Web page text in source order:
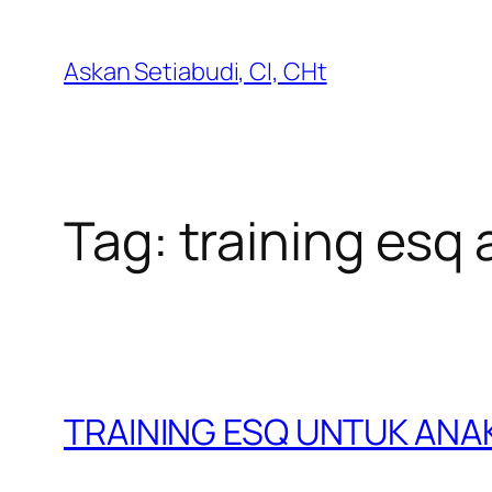
konten
Askan Setiabudi, CI, CHt
Tag: training esq
TRAINING ESQ UNTUK